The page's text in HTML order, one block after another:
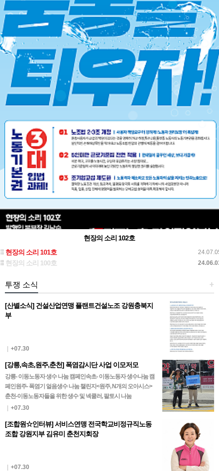
현장의 소리 102호
현장의 소리 101호
현장의 소리 100호
+
투쟁 소식
[산별소식] 건설산업연맹 플랜트건설노조 강원충북지
부
| +07.30
[강릉,속초,원주,춘천] 폭염감시단 사업 이모저모
강릉- 이동노동자 생수 나눔 캠페인속초- 이동노동자 생수나눔 캠
페인원주- 폭염기 얼음생수 나눔 챌린지<원주, N개의 오아시스>
춘천-이동노동자들을 위한 생수 및 넥쿨러, 팔토시 나눔
| +07.30
[조합원☆인터뷰] 서비스연맹 전국학교비정규직노동
조합 강원지부 김유미 춘천지회장
| +07.30